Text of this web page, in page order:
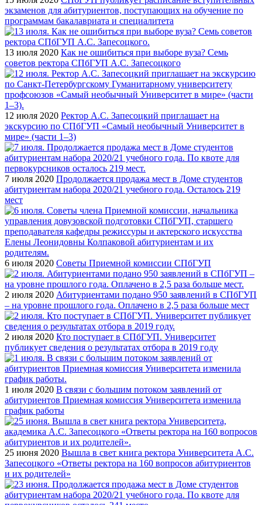
экзаменов для абитуриентов, поступающих на обучение по
программам бакалавриата и специалитета
13 июля 2020 Как не ошибиться при выборе вуза? Семь
советов ректора СПбГУП А.С. Запесоцкого
12 июля 2020 Ректор А.С. Запесоцкий приглашает на
экскурсию по СПбГУП «Самый необычный Университет в
мире» (части 1–3)
7 июля 2020 Продолжается продажа мест в Доме студентов
абитуриентам набора 2020/21 учебного года. Осталось 219
мест
6 июля 2020 Советы Приемной комиссии СПбГУП
2 июля 2020 Абитуриентами подано 950 заявлений в СПбГУП
– на уровне прошлого года. Оплачено в 2,5 раза больше мест
2 июля 2020 Кто поступает в СПбГУП. Университет
публикует сведения о результатах отбора в 2019 году
1 июля 2020 В связи с большим потоком заявлений от
абитуриентов Приемная комиссия Университета изменила
график работы
25 июня 2020 Вышла в свет книга ректора Университета А.С.
Запесоцкого «Ответы ректора на 160 вопросов абитуриентов
и их родителей»